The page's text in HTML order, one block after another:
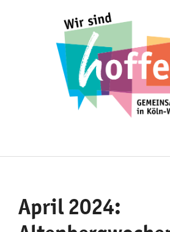
April 2024: